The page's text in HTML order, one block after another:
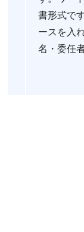
書形式で
ースを入
名・委任